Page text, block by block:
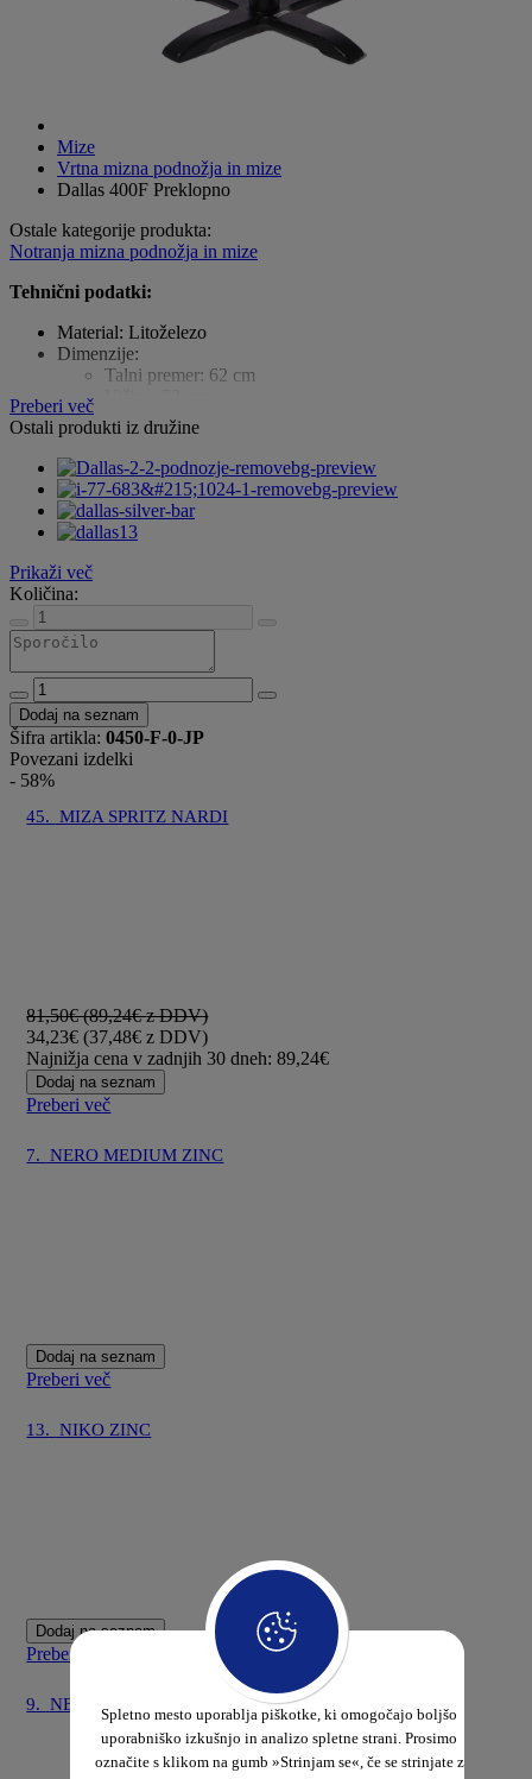
Mize
Vrtna mizna podnožja in mize
Dallas 400F Preklopno
Ostale kategorije produkta:
Notranja mizna podnožja in mize
Tehnični podatki:
Material: Litoželezo
Dimenzije:
Talni premer: 62 cm
Dolžina zgornjega preklopnega križa: 52 cm
Teža: Približno 10 kg
Primerno za mizne plošče:
Premer: do fi 80 cm
Dimenzije: 70 x 70 cm
Preberi več
Ostali produkti iz družine
Prikaži več
Količina:
Dodaj na seznam
Šifra artikla: 0450-F-0-JP
Povezani izdelki
- 58%
45. MIZA SPRITZ NARDI
81,50€(89,24€z DDV)
34,23€(37,48€z DDV)
Najnižja cena v zadnjih 30 dneh: 89,24€
Dodaj na seznam
Preberi več
7. NERO MEDIUM ZINC
Dodaj na seznam
Preberi več
13. NIKO ZINC
Dodaj na seznam
Preberi več
9. NERO XL ZINC
Spletno mesto uporablja piškotke, ki omogočajo boljšo
uporabniško izkušnjo in analizo spletne strani. Prosimo
označite s klikom na gumb »Strinjam se«, če se strinjate z